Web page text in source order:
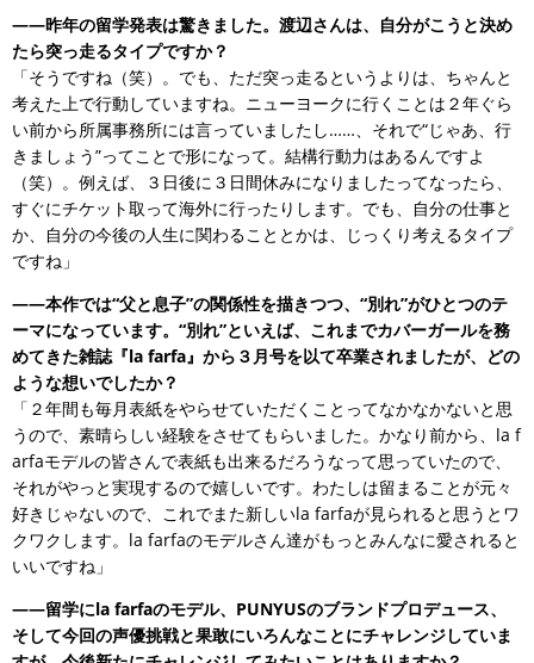
——昨年の留学発表は驚きました。渡辺さんは、自分がこうと決め
たら突っ走るタイプですか？
「そうですね（笑）。でも、ただ突っ走るというよりは、ちゃんと
考えた上で行動していますね。ニューヨークに行くことは２年ぐら
い前から所属事務所には言っていましたし……、それで“じゃあ、行
きましょう”ってことで形になって。結構行動力はあるんですよ
（笑）。例えば、３日後に３日間休みになりましたってなったら、
すぐにチケット取って海外に行ったりします。でも、自分の仕事と
か、自分の今後の人生に関わることとかは、じっくり考えるタイプ
ですね」
――本作では“父と息子”の関係性を描きつつ、“別れ”がひとつのテ
ーマになっています。“別れ”といえば、これまでカバーガールを務
めてきた雑誌『la farfa』から３月号を以て卒業されましたが、どの
ような想いでしたか？
「２年間も毎月表紙をやらせていただくことってなかなかないと思
うので、素晴らしい経験をさせてもらいました。かなり前から、la f
arfaモデルの皆さんで表紙も出来るだろうなって思っていたので、
それがやっと実現するので嬉しいです。わたしは留まることが元々
好きじゃないので、これでまた新しいla farfaが見られると思うとワ
クワクします。la farfaのモデルさん達がもっとみんなに愛されると
いいですね」
――留学にla farfaのモデル、PUNYUSのブランドプロデュース、
そして今回の声優挑戦と果敢にいろんなことにチャレンジしていま